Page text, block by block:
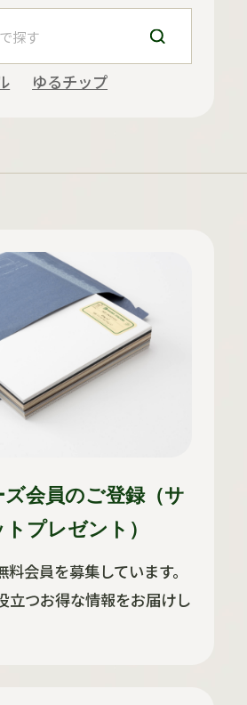
ゆるチップ
会員のご登録（サ
プレゼント）
会員を募集しています。
立つお得な情報をお届けし